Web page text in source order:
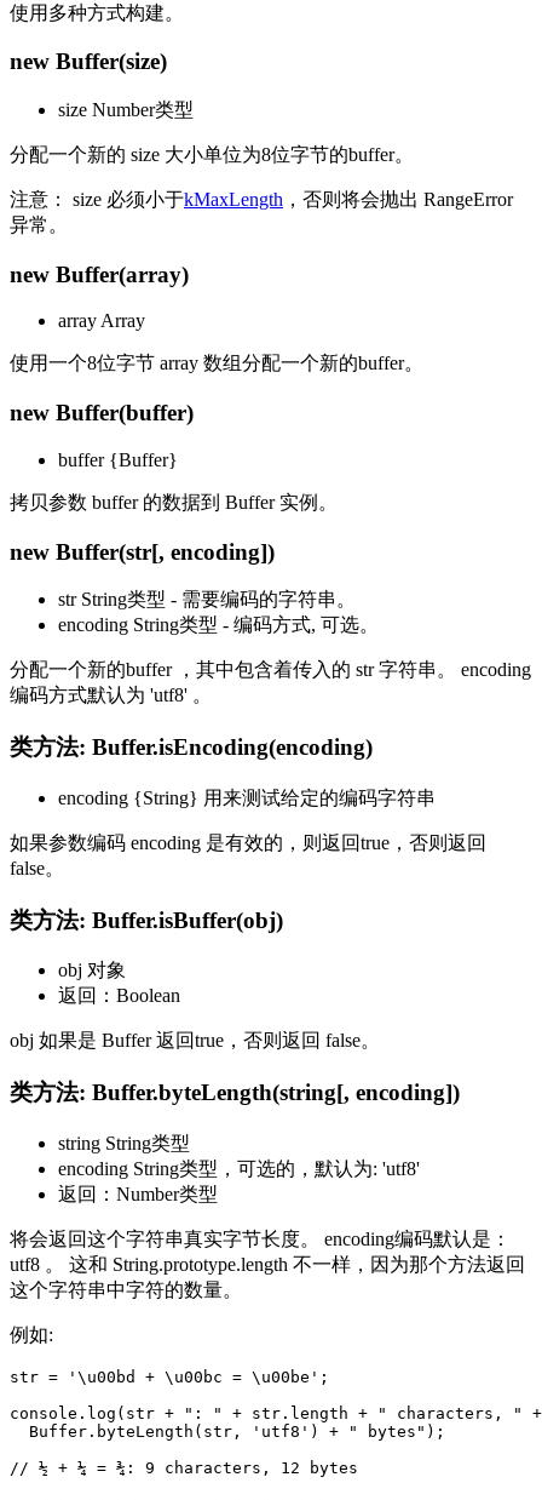
使用多种方式构建。
new Buffer(size)
size Number类型
分配一个新的 size 大小单位为8位字节的buffer。
注意： size 必须小于kMaxLength ，否则将会抛出 RangeError
异常。
new Buffer(array)
array Array
使用一个8位字节 array 数组分配一个新的buffer。
new Buffer(buffer)
buffer {Buffer}
拷贝参数 buffer 的数据到 Buffer 实例。
new Buffer(str[, encoding])
str String类型 - 需要编码的字符串。
encoding String类型 - 编码方式, 可选。
分配一个新的buffer ，其中包含着传入的 str 字符串。 encoding
编码方式默认为 'utf8' 。
类方法: Buffer.isEncoding(encoding)
encoding {String} 用来测试给定的编码字符串
如果参数编码 encoding 是有效的，则返回true，否则返回
false。
类方法: Buffer.isBuffer(obj)
obj 对象
返回：Boolean
obj 如果是 Buffer 返回true，否则返回 false。
类方法: Buffer.byteLength(string[, encoding])
string String类型
encoding String类型，可选的，默认为: 'utf8'
返回：Number类型
将会返回这个字符串真实字节长度。 encoding编码默认是：
utf8 。 这和 String.prototype.length 不一样，因为那个方法返回
这个字符串中字符的数量。
例如:
str = '\u00bd + \u00bc = \u00be';
console.log(str + ": " + str.length + " characters, " +
  Buffer.byteLength(str, 'utf8') + " bytes");